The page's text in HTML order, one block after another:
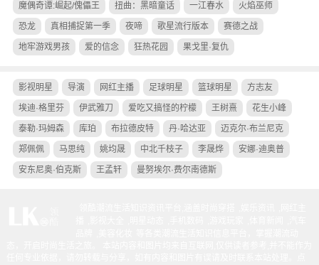
魔偶奇谭:崛起/傀儡王 扭曲：黑暗童话 一江春水 火焰巫师
恐龙 真相捕捉第一季 夜啼 歌星流行版本 赛德之战
地牢游戏男孩 爱的信念 狂热花园 果戈里·复仇
影视明星 导演 网红主播 足球明星 篮球明星 方志友
埃迪·格里芬 伊武雅刀 爱吃又搞怪的柠檬 王树熹 花生小峰
泰勒·玛姆森 库珀 布拉德皮特 丹·哈达亚 迈克尔·布兰尼克
郑佩佩 马思纯 姚均晟 中北千枝子 李晟烨 安娜·迪奥普
安东尼奥·伯克斯 王孟轩 曼努埃尔·费尔南德斯